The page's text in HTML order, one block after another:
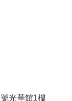
光華館1樓